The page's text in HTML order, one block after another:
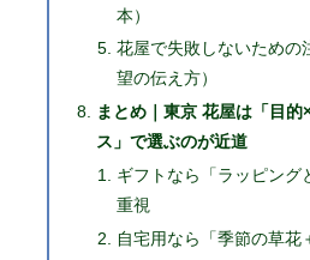
本）
花屋で失敗しないための
望の伝え方）
まとめ｜東京 花屋は「目的
ス」で選ぶのが近道
ギフトなら「ラッピング
重視
自宅用なら「季節の草花